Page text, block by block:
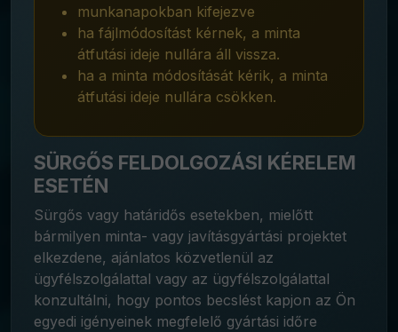
munkanapokban kifejezve
ha fájlmódosítást kérnek, a minta
átfutási ideje nullára áll vissza.
ha a minta módosítását kérik, a minta
átfutási ideje nullára csökken.
SÜRGŐS FELDOLGOZÁSI KÉRELEM
ESETÉN
Sürgős vagy határidős esetekben, mielőtt
bármilyen minta- vagy javításgyártási projektet
elkezdene, ajánlatos közvetlenül az
ügyfélszolgálattal vagy az ügyfélszolgálattal
konzultálni, hogy pontos becslést kapjon az Ön
egyedi igényeinek megfelelő gyártási időre